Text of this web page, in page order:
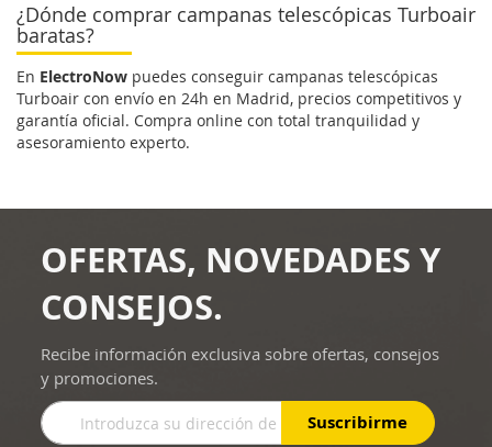
¿Dónde comprar campanas telescópicas Turboair
baratas?
En ElectroNow puedes conseguir campanas telescópicas
Turboair con envío en 24h en Madrid, precios competitivos y
garantía oficial. Compra online con total tranquilidad y
asesoramiento experto.
OFERTAS, NOVEDADES Y
CONSEJOS.
Recibe información exclusiva sobre ofertas, consejos
y promociones.
Inscríbase
a
Suscribirme